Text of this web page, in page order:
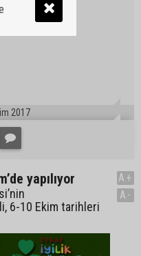
2017
yapılıyor
6-10 Ekim tarihleri
A+
A-